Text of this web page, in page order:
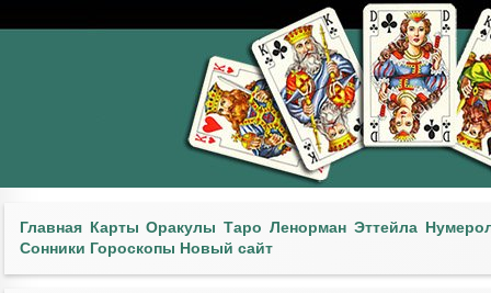
Главная Карты Оракулы Таро Ленорман Эттейла
Сонники Гороскопы Новый сайт